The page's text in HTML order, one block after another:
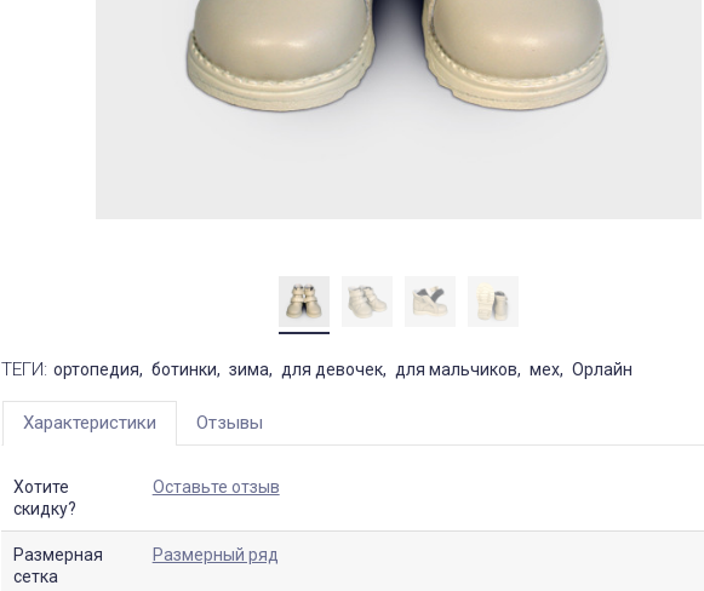
ТЕГИ: ортопедия ботинки зима для девочек для мальчиков мех Орлайн
Характеристики Отзывы
Хотите
скидку?
Оставьте отзыв
Размерная
сетка
Размерный ряд